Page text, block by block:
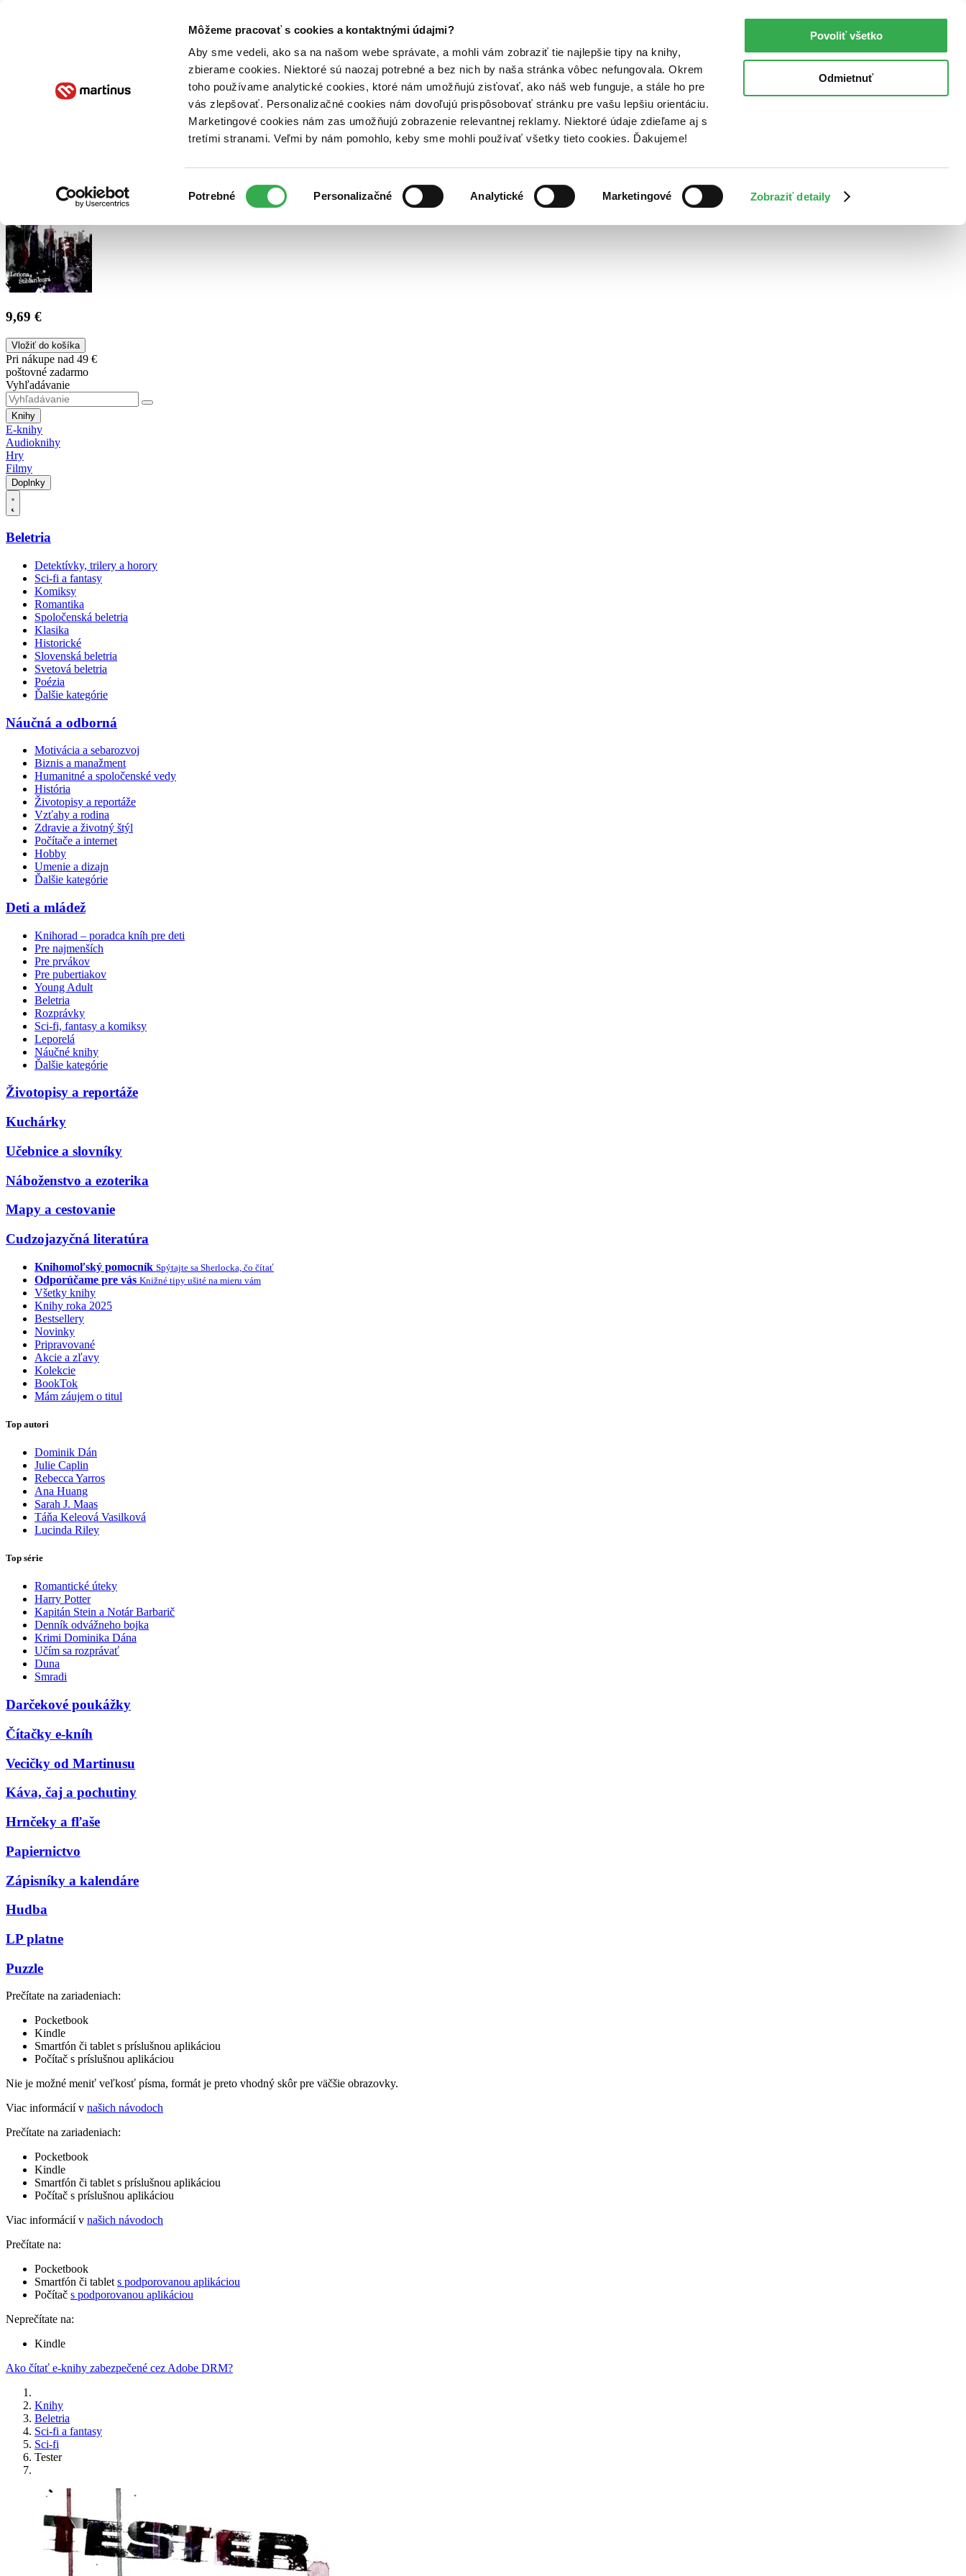
Môžeme pracovať s cookies a kontaktnými údajmi?
Aby sme vedeli, ako sa na našom webe správate, a mohli vám zobraziť tie najlepšie tipy na knihy,
zbierame cookies. Niektoré sú naozaj potrebné a bez nich by naša stránka vôbec nefungovala. Okrem
toho používame analytické cookies, ktoré nám umožňujú zisťovať, ako náš web funguje, a stále ho pre
vás zlepšovať. Personalizačné cookies nám dovoľujú prispôsobovať stránku pre vašu lepšiu orientáciu.
Marketingové cookies nám zas umožňujú zobrazenie relevantnej reklamy. Niektoré údaje zdieľame aj s
tretími stranami. Veľmi by nám pomohlo, keby sme mohli používať všetky tieto cookies. Ďakujeme!
súhlasu
Potrebné Personalizačné Analytické Marketingové Zobraziť detaily
Povoliť všetko
Odmietnuť
Poukážky Kontakt
9,69 €
Vložiť do košíka
Pri nákupe nad 49 €
poštovné zadarmo
Vyhľadávanie
Knihy
E-knihy
Audioknihy
Hry
Filmy
Doplnky
Beletria
Detektívky, trilery a horory
Sci-fi a fantasy
Komiksy
Romantika
Spoločenská beletria
Klasika
Historické
Slovenská beletria
Svetová beletria
Poézia
Ďalšie kategórie
Náučná a odborná
Motivácia a sebarozvoj
Biznis a manažment
Humanitné a spoločenské vedy
História
Životopisy a reportáže
Vzťahy a rodina
Zdravie a životný štýl
Počítače a internet
Hobby
Umenie a dizajn
Ďalšie kategórie
Deti a mládež
Knihorad – poradca kníh pre deti
Pre najmenších
Pre prvákov
Pre pubertiakov
Young Adult
Beletria
Rozprávky
Sci-fi, fantasy a komiksy
Leporelá
Náučné knihy
Ďalšie kategórie
Životopisy a reportáže
Kuchárky
Učebnice a slovníky
Náboženstvo a ezoterika
Mapy a cestovanie
Cudzojazyčná literatúra
Knihomoľský pomocník Spýtajte sa Sherlocka, čo čítať
Odporúčame pre vás Knižné tipy ušité na mieru vám
Všetky knihy
Knihy roka 2025
Bestsellery
Novinky
Pripravované
Akcie a zľavy
Kolekcie
BookTok
Mám záujem o titul
Top autori
Dominik Dán
Julie Caplin
Rebecca Yarros
Ana Huang
Sarah J. Maas
Táňa Keleová Vasilková
Lucinda Riley
Top série
Romantické úteky
Harry Potter
Kapitán Stein a Notár Barbarič
Denník odvážneho bojka
Krimi Dominika Dána
Učím sa rozprávať
Duna
Smradi
Darčekové poukážky
Čítačky e-kníh
Vecičky od Martinusu
Káva, čaj a pochutiny
Hrnčeky a fľaše
Papiernictvo
Zápisníky a kalendáre
Hudba
LP platne
Puzzle
Prečítate na zariadeniach:
Pocketbook
Kindle
Smartfón či tablet s príslušnou aplikáciou
Počítač s príslušnou aplikáciou
Nie je možné meniť veľkosť písma, formát je preto vhodný skôr pre väčšie obrazovky.
Viac informácií v našich návodoch
Prečítate na zariadeniach:
Pocketbook
Kindle
Smartfón či tablet s príslušnou aplikáciou
Počítač s príslušnou aplikáciou
Viac informácií v našich návodoch
Prečítate na:
Pocketbook
Smartfón či tablet s podporovanou aplikáciou
Počítač s podporovanou aplikáciou
Neprečítate na:
Kindle
Ako čítať e-knihy zabezpečené cez Adobe DRM?
Knihy
Beletria
Sci-fi a fantasy
Sci-fi
Tester